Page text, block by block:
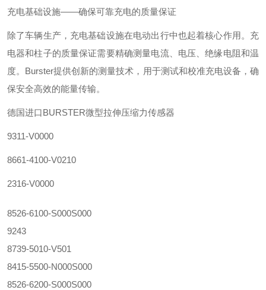
充电基础设施——确保可靠充电的质量保证
除了车辆生产，充电基础设施在电动出行中也起着核心作用。充
电器和柱子的质量保证需要精确测量电流、电压、绝缘电阻和温
度。Burster提供创新的测量技术，用于测试和校准充电设备，确
保安全高效的能量传输。
德国进口BURSTER微型拉伸压缩力传感器
9311-V0000
8661-4100-V0210
2316-V0000
8526-6100-S000S000
9243
8739-5010-V501
8415-5500-N000S000
8526-6200-S000S000